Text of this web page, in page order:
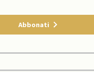
Abbonati